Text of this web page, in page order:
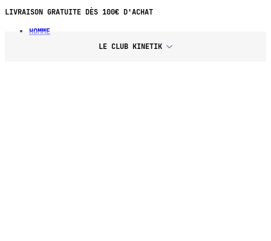
LIVRAISON GRATUITE DÈS 100€ D'ACHAT
HOMME
LE CLUB KINETIK